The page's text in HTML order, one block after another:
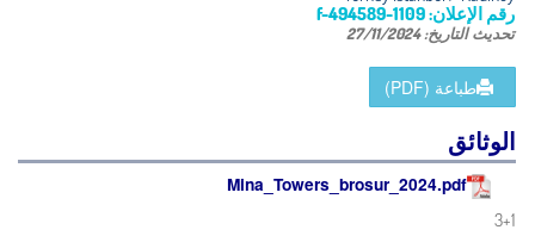
رقم الإعلان:f-494589-1109
تحديث التاريخ:27/11/2024
طباعة (PDF)
الوثائق
Mina_Towers_brosur_2024.pdf
3+1